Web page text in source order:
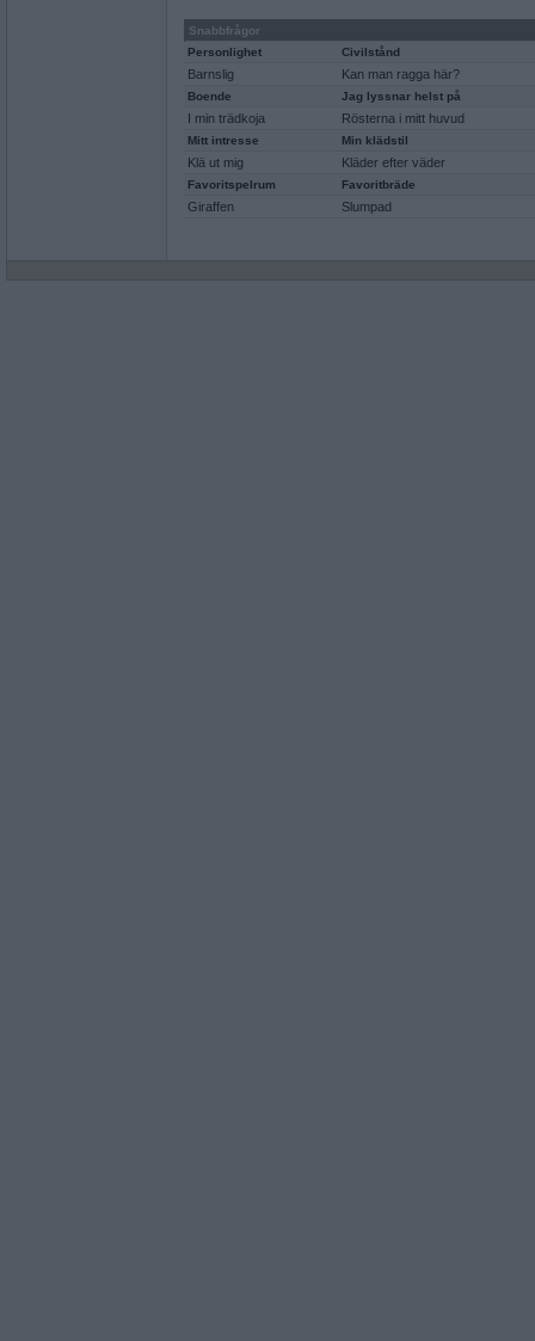
Snabbfrågor
Personlighet
Civilstånd
Barnslig Kan man ragga här?
Boende Jag lyssnar helst på
I min trädkoja Rösterna i mitt huvud
Mitt intresse Min klädstil
Klä ut mig Kläder efter väder
Favoritspelrum Favoritbräde
Giraffen Slumpad